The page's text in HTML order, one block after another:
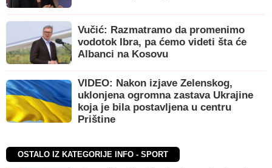
Vučić: Razmatramo da promenimo
vodotok Ibra, pa ćemo videti šta će
Albanci na Kosovu
VIDEO: Nakon izjave Zelenskog,
uklonjena ogromna zastava Ukrajine
koja je bila postavljena u centru
Prištine
OSTALO IZ KATEGORIJE INFO - SPORT